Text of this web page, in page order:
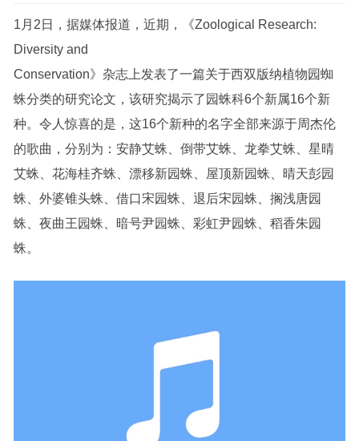
1月2日，据媒体报道，近期，《Zoological Research:
Diversity and
Conservation》杂志上发表了一篇关于西双版纳植物园蜘
蛛分类的研究论文，该研究揭示了园蛛科6个新属16个新
种。令人惊喜的是，这16个新种的名字全部来源于周杰伦
的歌曲，分别为：安静艾蛛、倒带艾蛛、龙拳艾蛛、星晴
艾蛛、花海桂齐蛛、漂移新园蛛、屋顶新园蛛、晴天彭园
蛛、外婆锥头蛛、借口宋园蛛、退后宋园蛛、搁浅唐园
蛛、夜曲王园蛛、暗号尹园蛛、彩虹尹园蛛、稻香朱园
蛛。